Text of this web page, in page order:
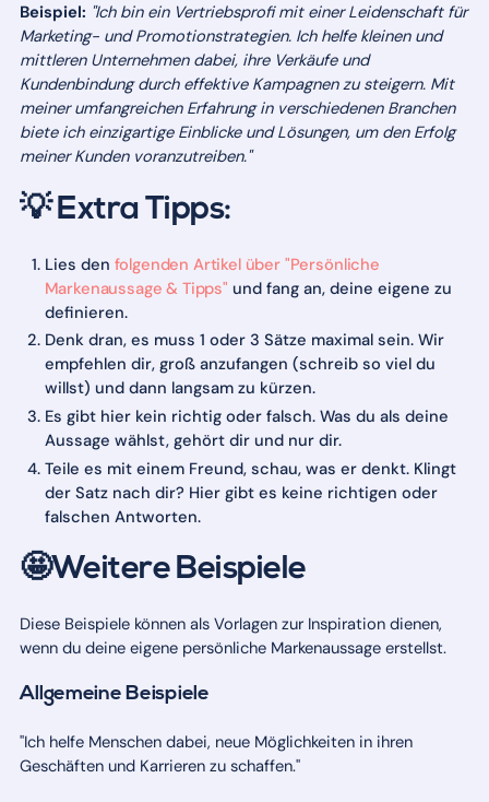
Beispiel: "Ich bin ein Vertriebsprofi mit einer Leidenschaft für
Marketing- und Promotionstrategien. Ich helfe kleinen und
mittleren Unternehmen dabei, ihre Verkäufe und
Kundenbindung durch effektive Kampagnen zu steigern. Mit
meiner umfangreichen Erfahrung in verschiedenen Branchen
biete ich einzigartige Einblicke und Lösungen, um den Erfolg
meiner Kunden voranzutreiben."
💡 Extra Tipps:
Lies den folgenden Artikel über "Persönliche
Markenaussage & Tipps" und fang an, deine eigene zu
definieren.
Denk dran, es muss 1 oder 3 Sätze maximal sein. Wir
empfehlen dir, groß anzufangen (schreib so viel du
willst) und dann langsam zu kürzen.
Es gibt hier kein richtig oder falsch. Was du als deine
Aussage wählst, gehört dir und nur dir.
Teile es mit einem Freund, schau, was er denkt. Klingt
der Satz nach dir? Hier gibt es keine richtigen oder
falschen Antworten.
🤩Weitere Beispiele
Diese Beispiele können als Vorlagen zur Inspiration dienen,
wenn du deine eigene persönliche Markenaussage erstellst.
Allgemeine Beispiele
"Ich helfe Menschen dabei, neue Möglichkeiten in ihren
Geschäften und Karrieren zu schaffen."